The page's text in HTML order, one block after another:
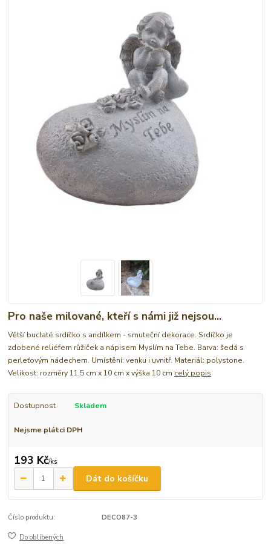
Pro naše milované, kteří s námi již nejsou...
Větší buclaté srdíčko s andílkem - smuteční dekorace. Srdíčko je
zdobené reliéfem růžiček a nápisem Myslím na Tebe. Barva: šedá s
perleťovým nádechem. Umístění: venku i uvnitř. Materiál: polystone.
Velikost: rozměry 11,5 cm x 10 cm x výška 10 cm celý popis
Dostupnost Skladem
Nejsme plátci DPH
193 Kč/ks
Dát do košíčku
Číslo produktu: DECO87-3
Do oblíbených